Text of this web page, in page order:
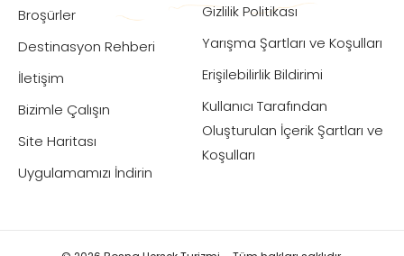
Broşürler
Destinasyon Rehberi
İletişim
Bizimle Çalışın
Site Haritası
Uygulamamızı İndirin
Gizlilik Politikası
Yarışma Şartları ve Koşulları
Erişilebilirlik Bildirimi
Kullanıcı Tarafından
Oluşturulan İçerik Şartları ve
Koşulları